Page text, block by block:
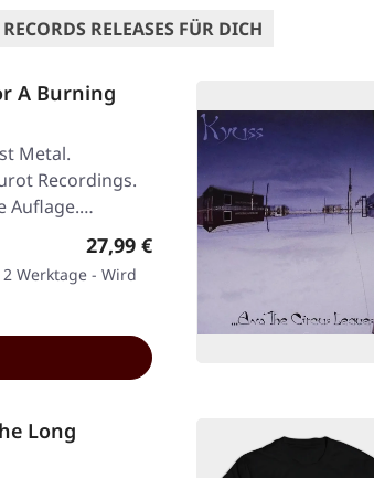
RELEASES FÜR DICH
A Burning
Metal.
Recordings.
Auflage.…
Regulärer Preis:
27,99 €
Werktage - Wird
Long